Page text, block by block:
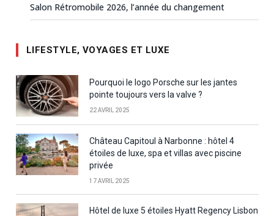
Salon Rétromobile 2026, l’année du changement
LIFESTYLE, VOYAGES ET LUXE
Pourquoi le logo Porsche sur les jantes
pointe toujours vers la valve ?
22 AVRIL 2025
Château Capitoul à Narbonne : hôtel 4
étoiles de luxe, spa et villas avec piscine
privée
17 AVRIL 2025
Hôtel de luxe 5 étoiles Hyatt Regency Lisbon